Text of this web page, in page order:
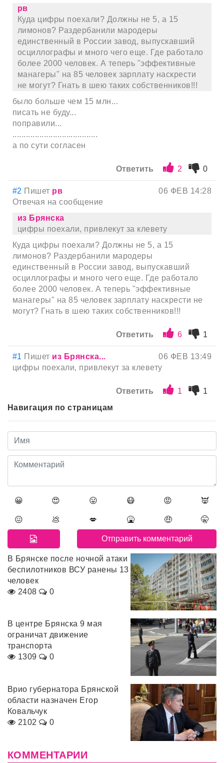
рв
Куда цифры поехали? Должны не 5, а 15
лимонов? Раздербанили мародеры
единственный в России завод, выпускавший
осциллографы и много чего еще. Где работало
более 2000 человек. А теперь "эффективные
манагеры" на 85 человек зарплату наскрести
не могут? Гнать в шею таких собственников!!!
было больше чем 15 млн...
писать не буду...
поправили...
......................................
а по сути согласен
Ответить 2 0
#2 Пишет рв
06 ФЕВ 14:28
Отвечая на сообщение
из Брянска
цифры поехали, привлекут за клевету
Куда цифры поехали? Должны не 5, а 15
лимонов? Раздербанили мародеры
единственный в России завод, выпускавший
осциллографы и много чего еще. Где работало
более 2000 человек. А теперь "эффективные
манагеры" на 85 человек зарплату наскрести не
могут? Гнать в шею таких собственников!!!
Ответить 6 1
#1 Пишет из Брянска...
06 ФЕВ 13:49
цифры поехали, привлекут за клевету
Ответить 1
1
Навигация по страницам
😀 😍 😛 😷 😡 👿
😖 💩 💋 🤮 🤑 🤫
В Брянске после ночной атаки
беспилотников ВСУ ранены 13
человек
2408
0
В центре Брянска 9 мая
ограничат движение
транспорта
1309
0
Врио губернатора Брянской
области назначен Егор
Ковальчук
2102
0
КОММЕНТАРИИ